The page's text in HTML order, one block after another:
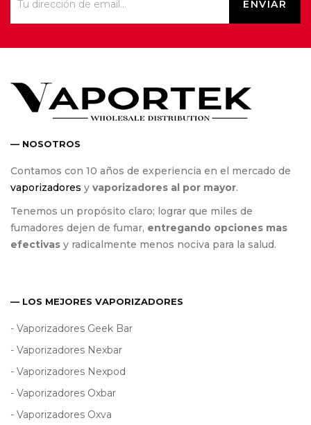
— NOSOTROS
Contamos con 10 años de experiencia en el mercado de
vaporizadores y vaporizadores al por mayor.
Tenemos un propósito claro; lograr que miles de
fumadores dejen de fumar, entregando opciones mas
efectivas y radicalmente menos nociva para la salud.
— LOS MEJORES VAPORIZADORES
- Vaporizadores Geek Bar
- Vaporizadores Nexbar
- Vaporizadores Nexpod
- Vaporizadores Oxbar
- Vaporizadores Oxva